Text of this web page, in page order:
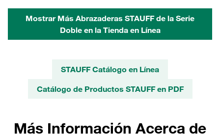
Mostrar Más Abrazaderas STAUFF de la Serie
Doble en la Tienda en Línea
STAUFF Catálogo en Línea
Catálogo de Productos STAUFF en PDF
Más Información Acerca de